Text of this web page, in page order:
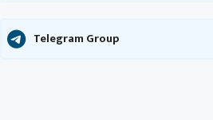
Telegram Group